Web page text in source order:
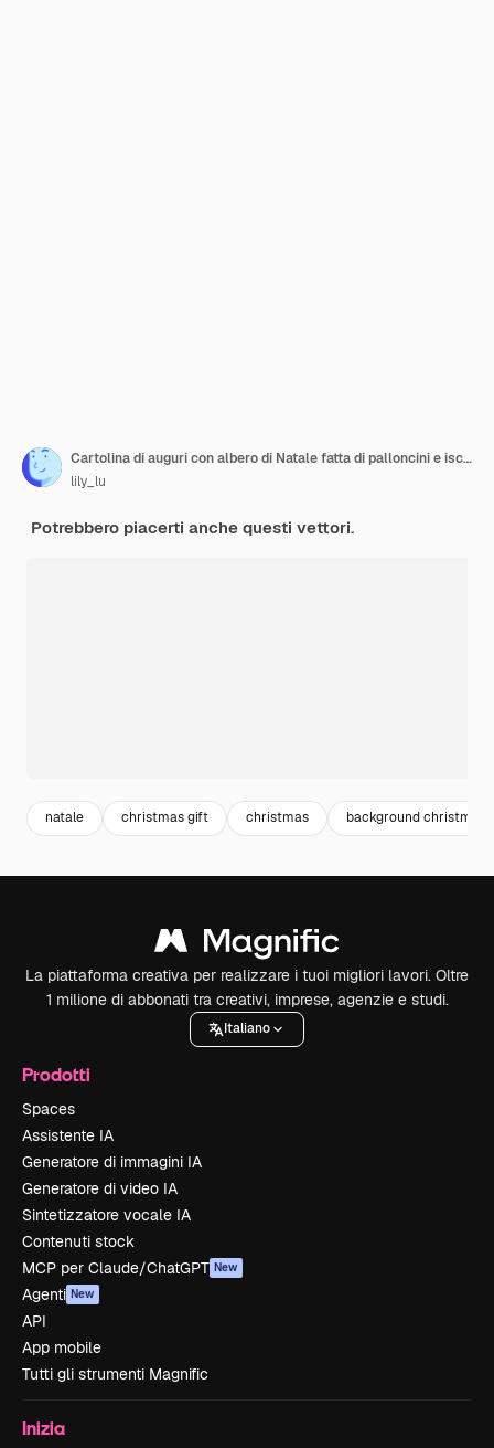
Cartolina di auguri con albero di Natale fatta di palloncini e iscrizioni
lily_lu
Potrebbero piacerti anche questi vettori.
natale christmas gift christmas background christmas
La piattaforma creativa per realizzare i tuoi migliori lavori. Oltre
1 milione di abbonati tra creativi, imprese, agenzie e studi.
Italiano
Prodotti
Spaces
Assistente IA
Generatore di immagini IA
Generatore di video IA
Sintetizzatore vocale IA
Contenuti stock
MCP per Claude/ChatGPT New
Agenti New
API
App mobile
Tutti gli strumenti Magnific
Inizia